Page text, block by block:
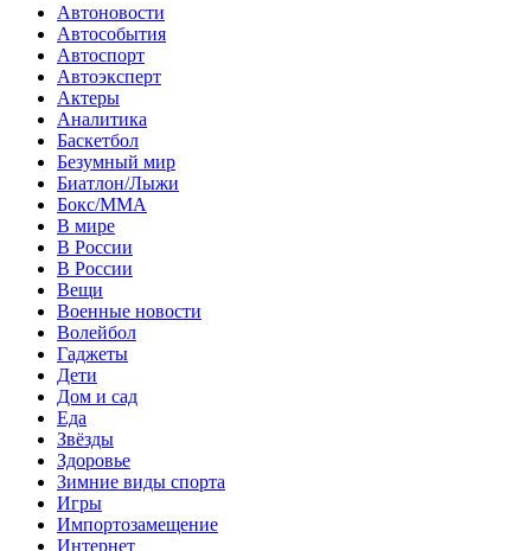
Автоновости
Автособытия
Автоспорт
Автоэксперт
Актеры
Аналитика
Баскетбол
Безумный мир
Биатлон/Лыжи
Бокс/MMA
В мире
В России
В России
Вещи
Военные новости
Волейбол
Гаджеты
Дети
Дом и сад
Еда
Звёзды
Здоровье
Зимние виды спорта
Игры
Импортозамещение
Интернет